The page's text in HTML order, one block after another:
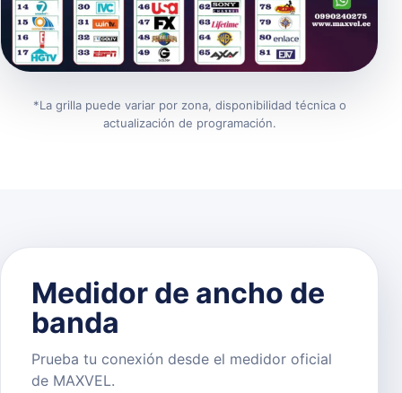
*La grilla puede variar por zona, disponibilidad técnica o
actualización de programación.
Medidor de ancho de
banda
Prueba tu conexión desde el medidor oficial
de MAXVEL.